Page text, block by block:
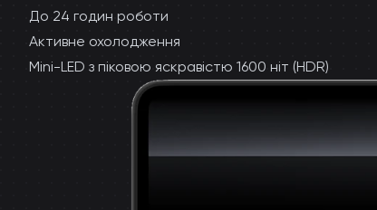
До 24 годин роботи
Активне охолодження
Mini-LED з піковою яскравістю 1600 ніт (HDR)